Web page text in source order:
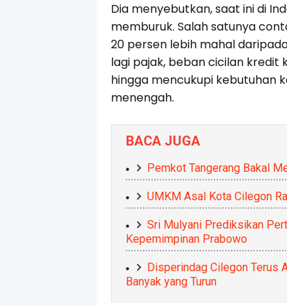
Dia menyebutkan, saat ini di
memburuk. Salah satunya
20 persen lebih mahal
lagi pajak, beban cicilan kredit
hingga mencukupi kebutuhan
menengah.
BACA JUGA
Pemkot Tangerang Bakal
UMKM Asal Kota Cilegon
Sri Mulyani Prediksikan
Kepemimpinan Prabowo
Disperindag Cilegon Terus
Banyak yang Turun